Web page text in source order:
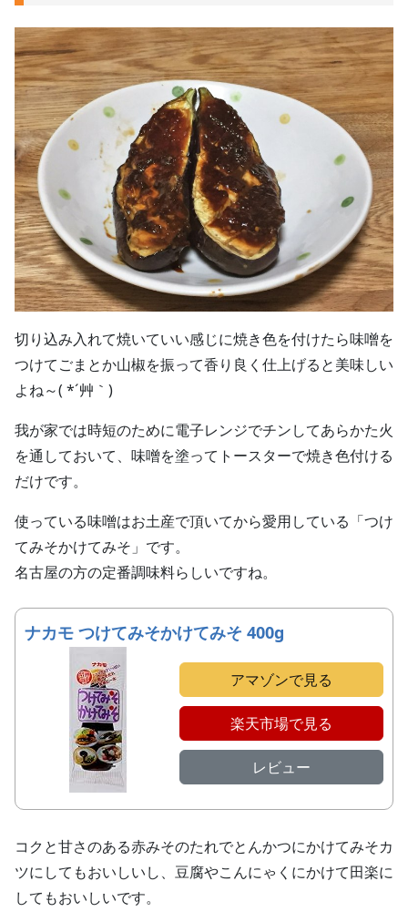
切り込み入れて焼いていい感じに焼き色を付けたら味噌を
つけてごまとか山椒を振って香り良く仕上げると美味しい
よね～( *´艸｀)
我が家では時短のために電子レンジでチンしてあらかた火
を通しておいて、味噌を塗ってトースターで焼き色付ける
だけです。
使っている味噌はお土産で頂いてから愛用している「つけ
てみそかけてみそ」です。
名古屋の方の定番調味料らしいですね。
ナカモ つけてみそかけてみそ 400g
アマゾンで見る
楽天市場で見る
レビュー
コクと甘さのある赤みそのたれでとんかつにかけてみそカ
ツにしてもおいしいし、豆腐やこんにゃくにかけて田楽に
してもおいしいです。